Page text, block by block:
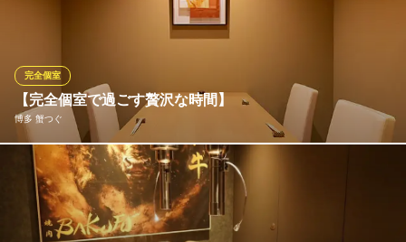
意。4～6名様向け個室は、シンプルでスタイリッシュな内装であ
りながら、肩ひじ張らず寛げる気楽さを兼ね備えた一室。人目を
い、職場の同僚や友人とのご宴会など幅広いシーンでお使いいた
だけます。
にくのくーた
西中洲で個室焼肉/喫煙
地下鉄七隈線（3号線）天神南駅 徒歩4分
福岡県福岡市中央区西中洲2-5-1
【完全個室で過ごす贅沢な時間】
博多 蟹つぐ
完全個室
大切な記念日や接待にも最適な、落ち着いた雰囲気の個室をご用
意しております。プライバシーを大切にした上質な空間。大切な
方との特別な時間を、周囲を気にせずゆっくりとお楽しみいただ
けます。洗練された空間で、贅沢な蟹料理と共に心ゆくまでおく